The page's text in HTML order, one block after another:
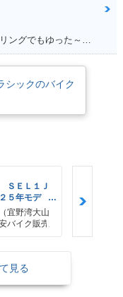
満足ポイント:通勤用で乗っていますが、ツーリングでもゆった～り走るのに最適です。 車体は230～240kgと重いですが、座ったときの足つきも良く、走り出すと非常に安定感があり快適。 カスタムパーツも豊富で、バイクをいじりたい方は楽しめると思います。 収納は付いていないので、サイドバッグ等を取り付けて乗ると良いです。 クラシックタイプはシャフトドライブになっていて、メンテナンスが苦手な方にもオススメ。 大型に負けないフォルムなので「ハーレーに乗りたいけど中免しか持ってない。。」と言う方は是非！
シックのバイク
ＳＥＬ１Ｊ
５年モデ
キーレ
ャリア リ
宜野湾大山
バイク販売
見る